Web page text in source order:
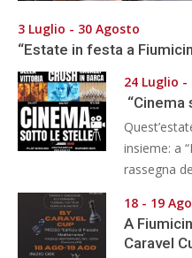
3 Luglio - 30 Agosto
“Estate in festa a
24 Luglio -
“Cinema
insieme: a
rassegna
18 - 19
A
Caravel